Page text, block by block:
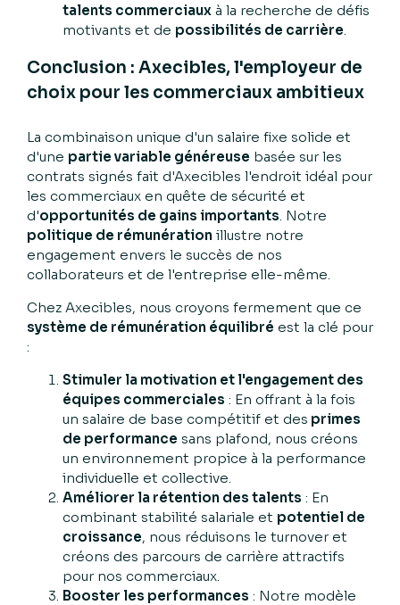
talents commerciauxà la recherche de défis
motivants et de possibilités de carrière.
Conclusion : Axecibles, l'employeur de
choix pour les commerciaux ambitieux
La combinaison unique d'un salaire fixe solide et
d'une partie variable généreuse basée sur les
contrats signés fait d'Axecibles l'endroit idéal pour
les commerciaux en quête de sécurité et
d'opportunités de gains importants . Notre
politique de rémunération illustre notre
engagement envers le succès de nos
collaborateurs et de l'entreprise elle-même.
Chez Axecibles, nous croyons fermement que ce
système de rémunération équilibré est la clé pour
:
Stimuler la motivation et l'engagement des
équipes commerciales : En offrant à la fois
un salaire de base compétitif et des primes
de performance sans plafond, nous créons
un environnement propice à la performance
individuelle et collective.
Améliorer la rétention des talents : En
combinant stabilité salariale et potentiel de
croissance, nous réduisons le turnover et
créons des parcours de carrière attractifs
pour nos commerciaux.
Booster les performances : Notre modèle